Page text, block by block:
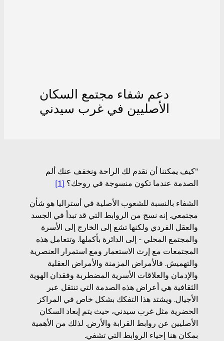
دعم شفاء مجتمع السكان
الأصليين في غرب سيدني
"كيف يمكننا أن نقدم لك الراحة ونخفف عنك ألم
الصدمة عندما تكون منسوجة في روحك؟ [1]
الشفاء بالنسبة للشعوب الأصلية في أستراليا هو شأن
مجتمعي. إنه نسج من الروابط التي قد تبدأ في الجسد
والعقل الفردي ولكنها تشع إلى الخارج إلى الأسرة
والمجتمع المحلي - إلى الدائرة بأكملها. وتتعامل هذه
المجتمعات مع إرث الاستعمار ومع استمرار العنصرية
والتهميش. فالأمراض المزمنة والأمراض العقلية
والإدمان والعلاقات الأسرية المضطربة وفقدان الهوية
الثقافية هي أعراض هذه الصدمة التي تنتقل عبر
الأجيال. ويشتد هذا التفكك بشكل خاص في المراكز
الحضرية مثل غرب سيدني، حيث يتم إبعاد السكان
الأصليين عن روابط القرابة والأرض. لذلك من الأهمية
بمكان هنا إحياء الروابط التي تشفي.